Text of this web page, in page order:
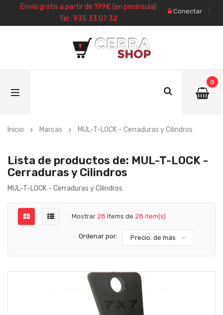
Envío gratis a partir de 199€ (en península)
Tel.: 935 33 07 32
Conectar
0
Inicio Marcas MUL-T-LOCK - Cerraduras y Cilindros
Lista de productos de: MUL-T-LOCK -
Cerraduras y Cilindros
MUL-T-LOCK - Cerraduras y Cilindros
Mostrar 28 Items de 28 item(s)
Ordenar por: Precio: de más